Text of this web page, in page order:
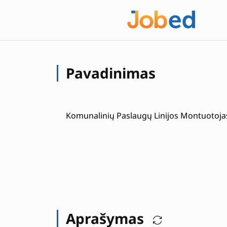
Pavadinimas
Komunalinių Paslaugų Linijos
Aprašymas